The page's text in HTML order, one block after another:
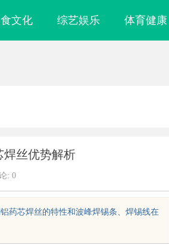
文化 综艺娱乐 体育健康
焊丝优势解析
: 0
药芯焊丝的特性和波峰焊锡条、焊锡线在